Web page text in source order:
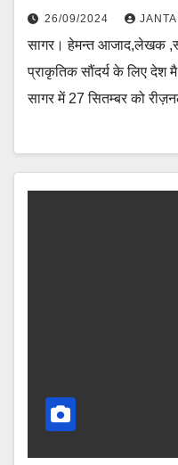
26/09/2024
सागर। हेमन्त आजाद,लेखक
प्राकृतिक सौंदर्य के लिए
सागर में 27 सितम्बर को